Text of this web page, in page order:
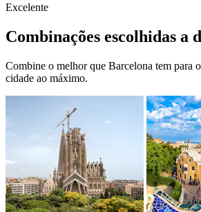
Excelente
Combinações escolhidas a
Combine o melhor que Barcelona tem para
cidade ao máximo.